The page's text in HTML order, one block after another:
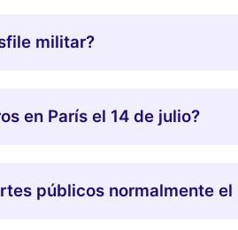
militar?
en París el 14 de julio?
públicos normalmente el